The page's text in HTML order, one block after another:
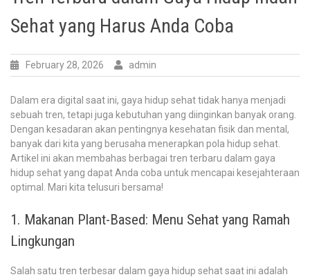
Sehat yang Harus Anda Coba
February 28, 2026 admin
Dalam era digital saat ini, gaya hidup sehat tidak hanya menjadi
sebuah tren, tetapi juga kebutuhan yang diinginkan banyak orang.
Dengan kesadaran akan pentingnya kesehatan fisik dan mental,
banyak dari kita yang berusaha menerapkan pola hidup sehat.
Artikel ini akan membahas berbagai tren terbaru dalam gaya
hidup sehat yang dapat Anda coba untuk mencapai kesejahteraan
optimal. Mari kita telusuri bersama!
1. Makanan Plant-Based: Menu Sehat yang Ramah
Lingkungan
Salah satu tren terbesar dalam gaya hidup sehat saat ini adalah